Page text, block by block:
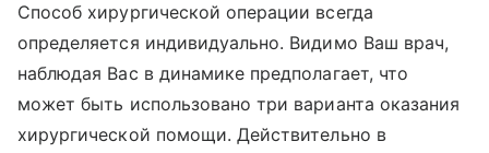
Способ хирургической операции всегда
определяется индивидуально. Видимо Ваш врач,
наблюдая Вас в динамике предполагает, что
может быть использовано три варианта оказания
хирургической помощи. Действительно в